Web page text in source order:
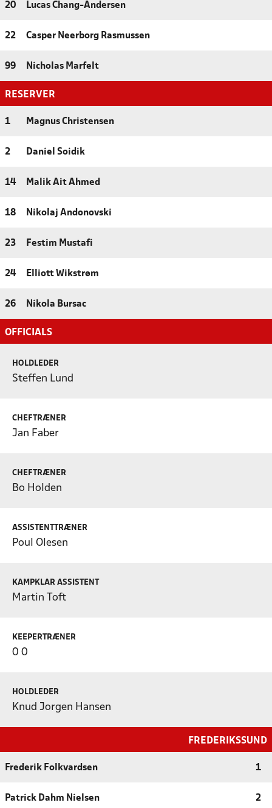
20 Lucas Chang-Andersen
22 Casper Neerborg Rasmussen
99 Nicholas Marfelt
RESERVER
1 Magnus Christensen
2 Daniel Soidik
14 Malik Ait Ahmed
18 Nikolaj Andonovski
23 Festim Mustafi
24 Elliott Wikstrøm
26 Nikola Bursac
OFFICIALS
HOLDLEDER
Steffen Lund
CHEFTRÆNER
Jan Faber
CHEFTRÆNER
Bo Holden
ASSISTENTTRÆNER
Poul Olesen
KAMPKLAR ASSISTENT
Martin Toft
KEEPERTRÆNER
0 0
HOLDLEDER
Knud Jorgen Hansen
FREDERIKSSUND
Frederik Folkvardsen 1
Patrick Dahm Nielsen 2